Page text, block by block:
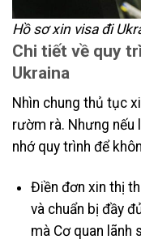
Hồ sơ xin visa đi
Chi tiết về quy
Ukraina
Nhìn chung thủ tục
rườm rà. Nhưng nếu
nhớ quy trình để
Điền đơn xin thị
và chuẩn bị đầy
mà Cơ quan lãnh